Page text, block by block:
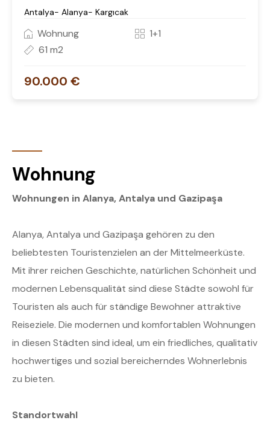
Antalya- Alanya- Kargıcak
Wohnung
1+1
61 m2
90.000 €
Wohnung
Wohnungen in Alanya, Antalya und Gazipaşa
Alanya, Antalya und Gazipaşa gehören zu den
beliebtesten Touristenzielen an der Mittelmeerküste.
Mit ihrer reichen Geschichte, natürlichen Schönheit und
modernen Lebensqualität sind diese Städte sowohl für
Touristen als auch für ständige Bewohner attraktive
Reiseziele. Die modernen und komfortablen Wohnungen
in diesen Städten sind ideal, um ein friedliches, qualitativ
hochwertiges und sozial bereicherndes Wohnerlebnis
zu bieten.
Standortwahl